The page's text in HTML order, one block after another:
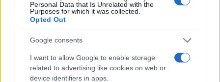
Personal Data that Is Unrelated with the
Purposes for which it was collected.
Opted Out
Google consents
I want to allow Google to enable storage
related to advertising like cookies on web or
device identifiers in apps.